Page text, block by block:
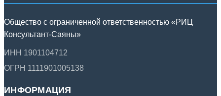
Общество с ограниченной ответственностью «РИЦ
Консультант-Саяны»
ИНН 1901104712
ОГРН 1111901005138
ИНФОРМАЦИЯ